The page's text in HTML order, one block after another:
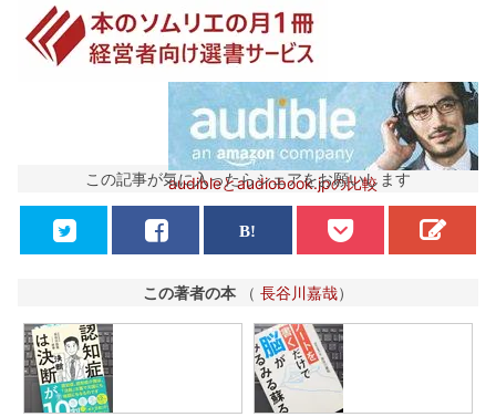
audibleとaudiobook.jpの比較
この記事が気に入ったらシェアをお願いします
この著者の本 （ 長谷川嘉哉）